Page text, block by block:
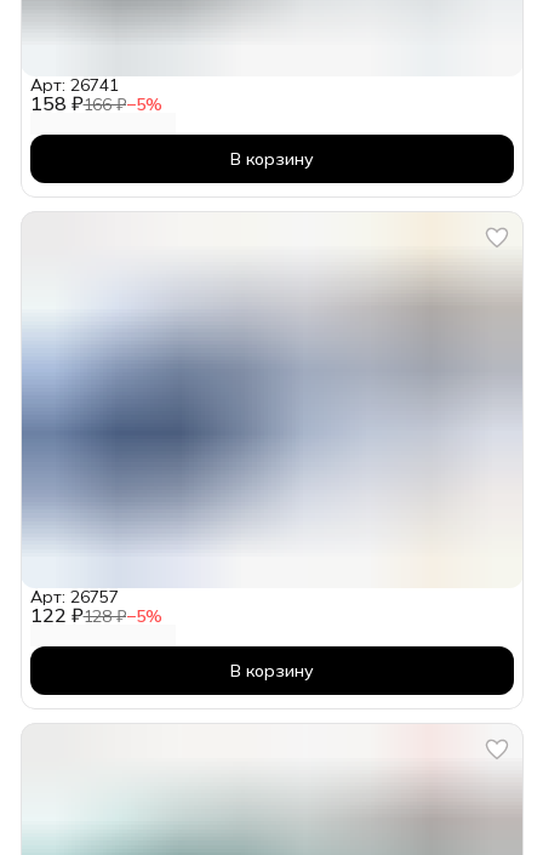
158 ₽166 ₽−5%
Арт: 26741
В корзину
122 ₽128 ₽−5%
Арт: 26757
В корзину